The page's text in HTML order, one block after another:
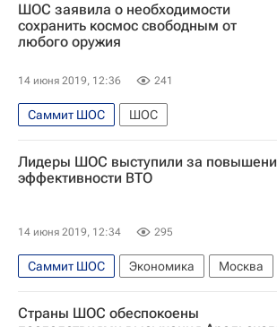
Россия
ШОС заявила о необходимости
сохранить космос свободным от
любого оружия
14 июня 2019, 12:36 241
Саммит ШОС ШОС
Лидеры ШОС выступили за
эффективности ВТО
14 июня 2019, 12:34 295
Саммит ШОС Экономика
Москва
ШОС
Всемирная торговая организация (ВТО)
Страны ШОС обеспокоены